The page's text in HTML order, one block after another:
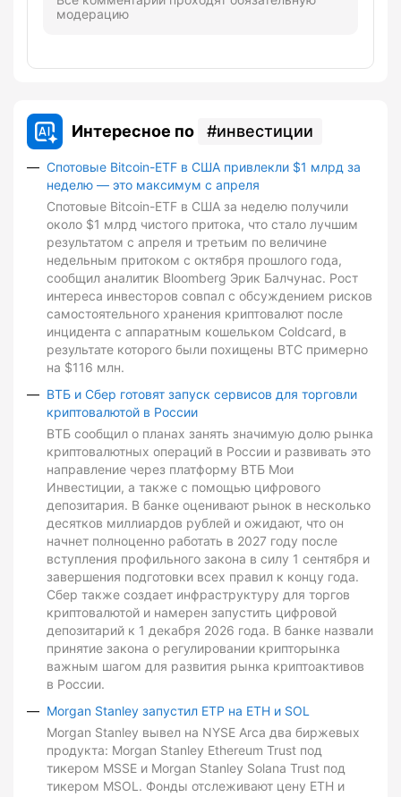
модерацию
Интересное по инвестиции
Спотовые Bitcoin-ETF в США привлекли $1 млрд за
неделю — это максимум с апреля
Спотовые Bitcoin-ETF в США за неделю получили
около $1 млрд чистого притока, что стало лучшим
результатом с апреля и третьим по величине
недельным притоком с октября прошлого года,
сообщил аналитик Bloomberg Эрик Балчунас. Рост
интереса инвесторов совпал с обсуждением рисков
самостоятельного хранения криптовалют после
инцидента с аппаратным кошельком Coldcard, в
результате которого были похищены BTC примерно
на $116 млн.
ВТБ и Сбер готовят запуск сервисов для торговли
криптовалютой в России
ВТБ сообщил о планах занять значимую долю рынка
криптовалютных операций в России и развивать это
направление через платформу ВТБ Мои
Инвестиции, а также с помощью цифрового
депозитария. В банке оценивают рынок в несколько
десятков миллиардов рублей и ожидают, что он
начнет полноценно работать в 2027 году после
вступления профильного закона в силу 1 сентября и
завершения подготовки всех правил к концу года.
Сбер также создает инфраструктуру для торгов
криптовалютой и намерен запустить цифровой
депозитарий к 1 декабря 2026 года. В банке назвали
принятие закона о регулировании крипторынка
важным шагом для развития рынка криптоактивов
в России.
Morgan Stanley запустил ETP на ETH и SOL
Morgan Stanley вывел на NYSE Arca два биржевых
продукта: Morgan Stanley Ethereum Trust под
тикером MSSE и Morgan Stanley Solana Trust под
тикером MSOL. Фонды отслеживают цену ETH и